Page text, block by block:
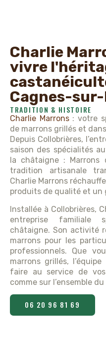
Charlie
vivre
Cagnes-
TRADITION & HISTOIRE
Charlie Marrons: votre
de marrons grillés et
Depuis Collobrières,
saison des spécialités
la châtaigne : Marrons
tradition artisanale
Charlie Marrons
produits de qualité et un
Installée à Collobrières,
entreprise familiale
châtaigne. Son activité
marrons pour les
professionnels. Que
marrons grillés,
faire au service de vos
comme sur l’ensemble
06 20 96 81 69